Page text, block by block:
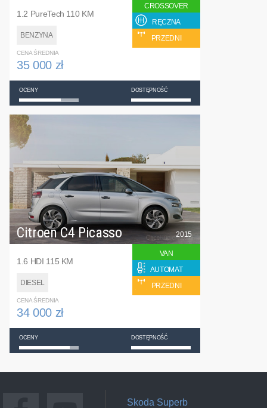
1.2 PureTech 110 KM
BENZYNA
CROSSOVER
RĘCZNA
PRZEDNI
CENA ŚREDNIA
35 000 zł
OCENY DOSTĘPNOŚĆ
Citroen C4 Picasso
1.6 HDI 115 KM
DIESEL
2015
VAN
AUTOMAT
PRZEDNI
CENA ŚREDNIA
34 000 zł
OCENY DOSTĘPNOŚĆ
Skoda Superb